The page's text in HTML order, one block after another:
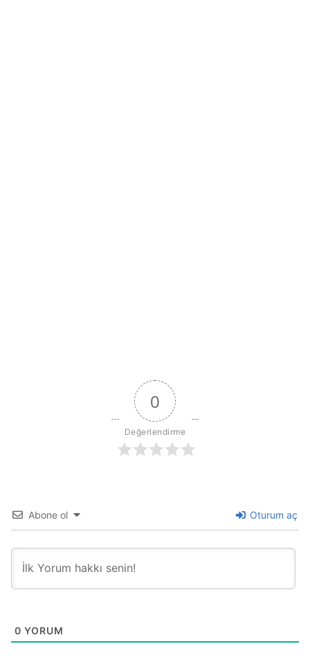
0
Değerlendirme
Abone ol Oturum aç
0 YORUM